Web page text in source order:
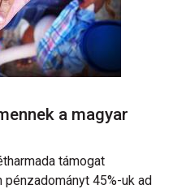
a magyar
támogat
45%-uk ad